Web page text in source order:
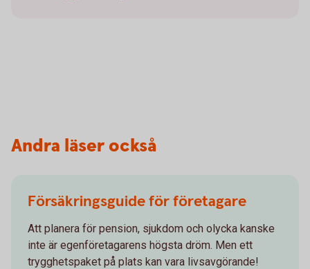
Andra läser också
Försäkringsguide för företagare
Att planera för pension, sjukdom och olycka kanske
inte är egenföretagarens högsta dröm. Men ett
trygghetspaket på plats kan vara livsavgörande!